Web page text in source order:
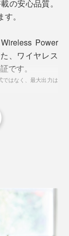
個体バッテリ
れにくく、熱
い。内部ショ
術です。
の安心品質。
。
Power
、ワイヤレス
です。
ではなく、最大出力は